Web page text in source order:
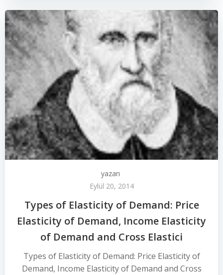
yazarı
Eylül 20, 2014
Types of Elasticity of Demand: Price
Elasticity of Demand, Income Elasticity
of Demand and Cross Elastici
Types of Elasticity of Demand: Price Elasticity of
Demand, Income Elasticity of Demand and Cross